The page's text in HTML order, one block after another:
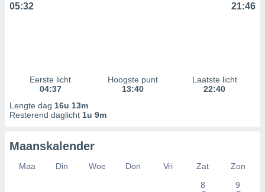
05:32 21:46
Eerste licht
04:37
Hoogste punt
13:40
Laatste licht
22:40
Lengte dag 16u 13m
Resterend daglicht 1u 9m
Maanskalender
Maa Din Woe Don Vri Zat
Zon
8
9